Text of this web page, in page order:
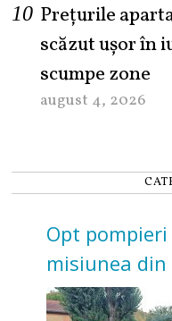
Prețurile
scăzut ușor în
scumpe zone
august 4, 2026
Opt
misiunea
incendii de